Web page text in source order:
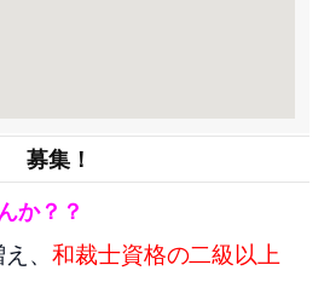
募集！
か？？
、 和裁士資格の二級以上